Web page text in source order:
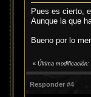
Pues es cierto,
Aunque la que
Bueno por lo
« Última modificación:
Responder #4